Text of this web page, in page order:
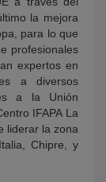
la mejora
para lo que
profesionales
expertos en
a diversos
a la Unión
IFAPA La
liderar la zona
Chipre, y